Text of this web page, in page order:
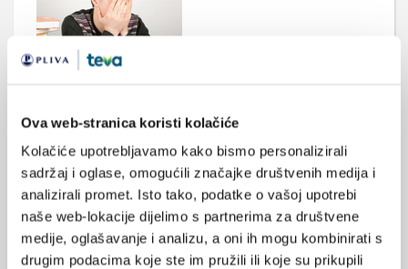
Ova web-stranica koristi kolačiće
Kolačiće upotrebljavamo kako bismo personalizirali
sadržaj i oglase, omogućili značajke društvenih medija i
analizirali promet. Isto tako, podatke o vašoj upotrebi
naše web-lokacije dijelimo s partnerima za društvene
medije, oglašavanje i analizu, a oni ih mogu kombinirati s
drugim podacima koje ste im pružili ili koje su prikupili
akademskog uspjeha studenata medicine
uspjeh, ali nema mnogo istraživanja povezanosti akademskog
uspjeha i izgaranja u studenata medicine.